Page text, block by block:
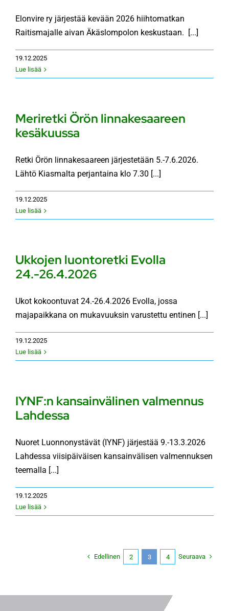
Elonvire ry järjestää kevään 2026 hiihtomatkan
Raitismajalle aivan Äkäslompolon keskustaan. [...]
19.12.2025
Lue lisää
Meriretki Örön linnakesaareen
kesäkuussa
Retki Örön linnakesaareen järjestetään 5.-7.6.2026.
Lähtö Kiasmalta perjantaina klo 7.30 [...]
19.12.2025
Lue lisää
Ukkojen luontoretki Evolla
24.-26.4.2026
Ukot kokoontuvat 24.-26.4.2026 Evolla, jossa
majapaikkana on mukavuuksin varustettu entinen [...]
19.12.2025
Lue lisää
IYNF:n kansainvälinen valmennus
Lahdessa
Nuoret Luonnonystävät (IYNF) järjestää 9.-13.3.2026
Lahdessa viisipäiväisen kansainvälisen valmennuksen
teemalla [...]
19.12.2025
Lue lisää
Edellinen 2 3 4 Seuraava